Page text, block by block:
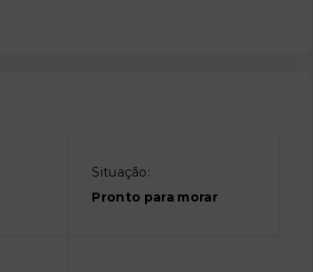
Situação:
Pronto para morar